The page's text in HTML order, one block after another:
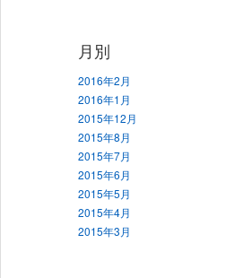
月別
2016年2月
2016年1月
2015年12月
2015年8月
2015年7月
2015年6月
2015年5月
2015年4月
2015年3月